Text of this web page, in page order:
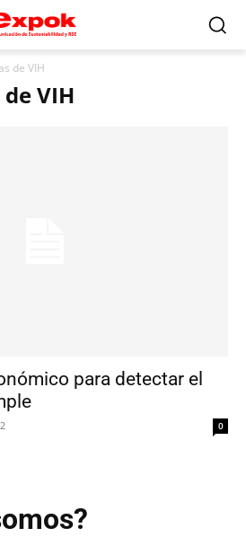
de VIH
VIH
para detectar el
0